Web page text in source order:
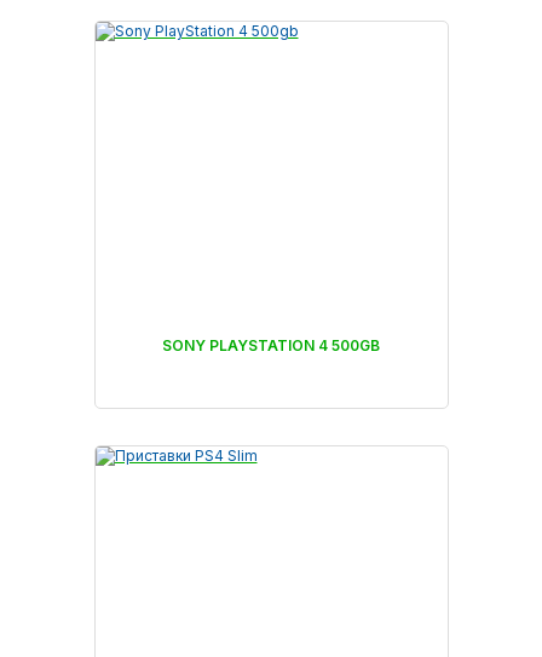
SONY PLAYSTATION 4 500GB